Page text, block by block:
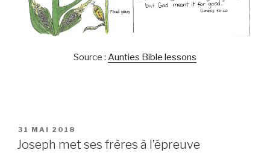
Source : Aunties Bible lessons
PUBLIÉ
LE
31 MAI 2018
Joseph met ses frères à l’épreuve